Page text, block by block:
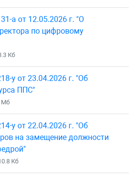
а от 12.05.2026 г. "О
по цифровому
Кб
у от 23.04.2026 г. "Об
ППС"
у от 22.04.2026 г. "Об
на замещение должности
Кб